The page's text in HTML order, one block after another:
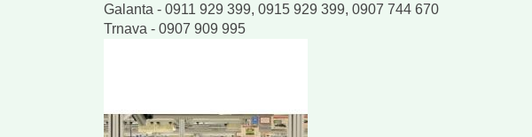
Galanta - 0911 929 399, 0915 929 399, 0907 744 670
Trnava - 0907 909 995